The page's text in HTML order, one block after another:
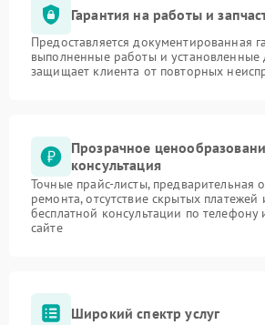
Гарантия на работы и
Предоставляется документированная
выполненные работы и установленные
защищает клиента от повторных
Прозрачное
консультация
Точные прайс-листы, предварительная
ремонта, отсутствие скрытых
бесплатной консультации по телефону
сайте
Широкий спектр услуг